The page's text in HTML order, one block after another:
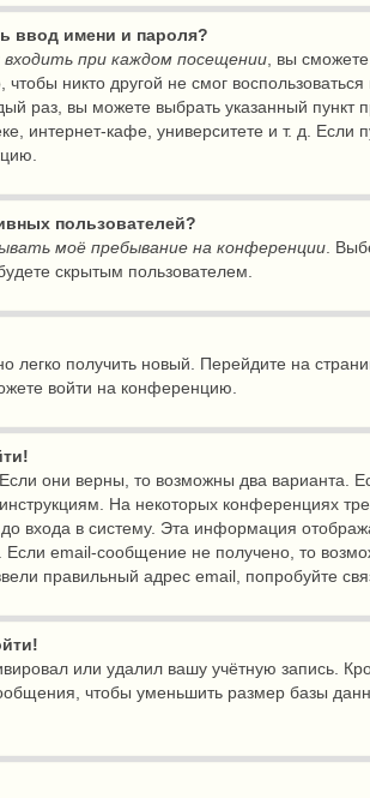
ввод имени и пароля?
при каждом посещении , вы
никто другой не смог
раз, вы можете выбрать указанный
интернет-кафе, университете и т. д. Если
пользователей?
моё пребывание на конференции .
скрытым пользователем.
легко получить новый. Перейдите на
войти на конференцию.
они верны, то возможны два варианта.
На некоторых конференциях
входа в систему. Эта информация
email-сообщение не получено, то
правильный адрес email, попробуйте
или удалил вашу учётную запись.
чтобы уменьшить размер базы